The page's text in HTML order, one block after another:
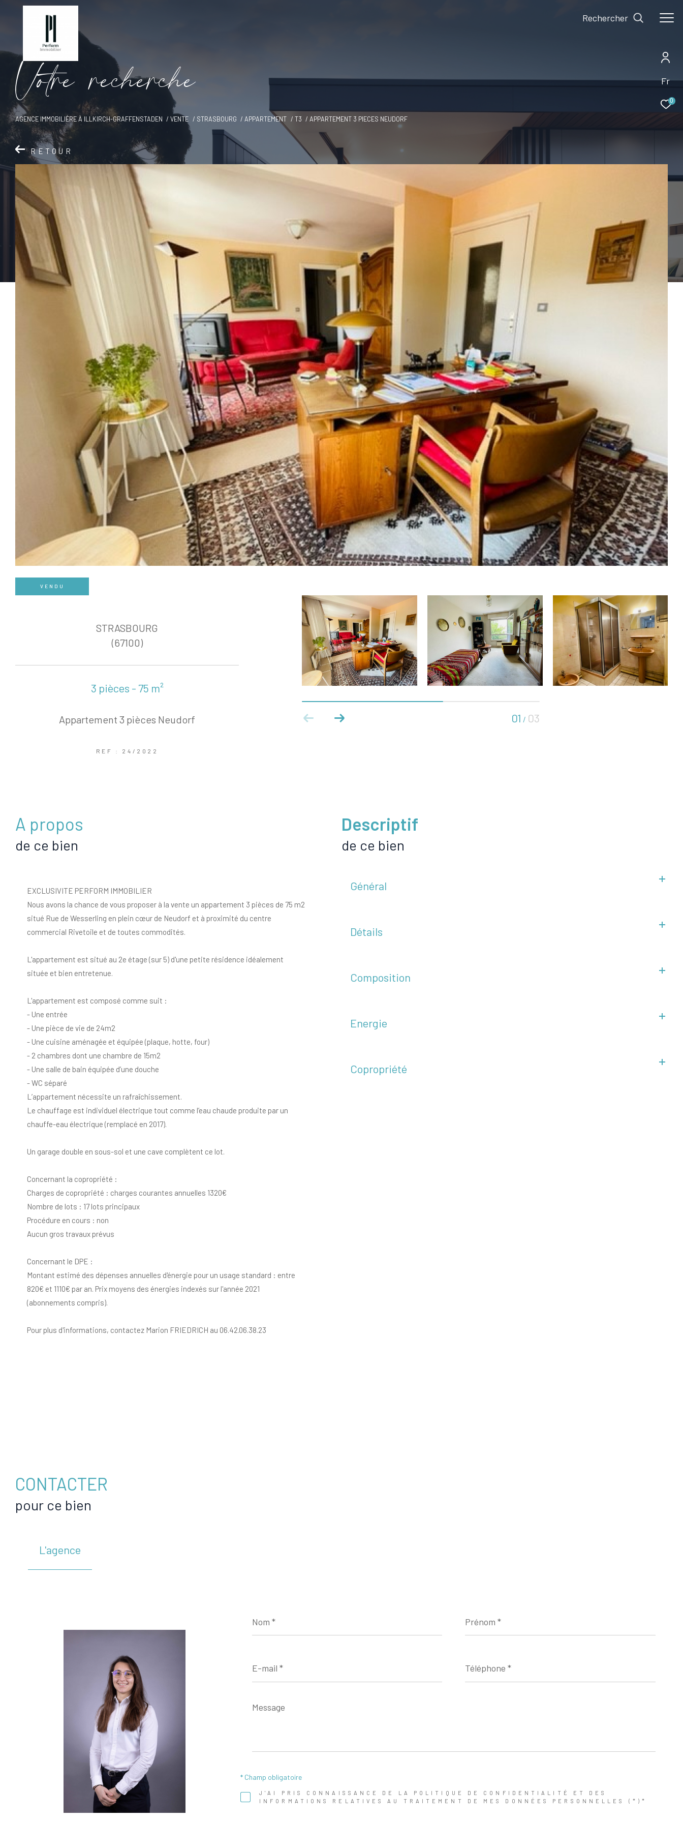
Fr
0
Rechercher
Votre recherche
AGENCE IMMOBILIÈRE À ILLKIRCH-GRAFFENSTADEN VENTE STRASBOURG APPARTEMENT T3 APPARTEMENT 3 PIECES NEUDORF
RETOUR
VENDU
01 / 03
STRASBOURG
(67100)
3 pièces - 75 m²
Appartement 3 pièces Neudorf
REF : 24/2022
a propos
de ce bien
EXCLUSIVITE PERFORM IMMOBILIER
Nous avons la chance de vous proposer à la vente un appartement 3 pièces de 75 m2
situé Rue de Wesserling en plein cœur de Neudorf et à proximité du centre
commercial Rivetoile et de toutes commodités.
L'appartement est situé au 2e étage (sur 5) d'une petite résidence idéalement
située et bien entretenue.
L'appartement est composé comme suit :
- Une entrée
- Une pièce de vie de 24m2
- Une cuisine aménagée et équipée (plaque, hotte, four)
- 2 chambres dont une chambre de 15m2
- Une salle de bain équipée d’une douche
- WC séparé
L’appartement nécessite un rafraîchissement.
Le chauffage est individuel électrique tout comme l’eau chaude produite par un
chauffe-eau électrique (remplacé en 2017).
Un garage double en sous-sol et une cave complètent ce lot.
Concernant la copropriété :
Charges de copropriété : charges courantes annuelles 1320€
Nombre de lots : 17 lots principaux
Procédure en cours : non
Aucun gros travaux prévus
Concernant le DPE :
Montant estimé des dépenses annuelles d'énergie pour un usage standard : entre
820€ et 1110€ par an. Prix moyens des énergies indexés sur l'année 2021
(abonnements compris).
Pour plus d'informations, contactez Marion FRIEDRICH au 06.42.06.38.23
descriptif
de ce bien
Général
Détails
Composition
Energie
Copropriété
CONTACTER
pour ce bien
L'agence
*
*
mail
*
*
Message
*
J'AI PRIS CONNAISSANCE DE LA POLITIQUE DE CONFIDENTIALITÉ ET DES
INFORMATIONS RELATIVES AU TRAITEMENT DE MES DONNÉES PERSONNELLES (*)*
* Champ obligatoire